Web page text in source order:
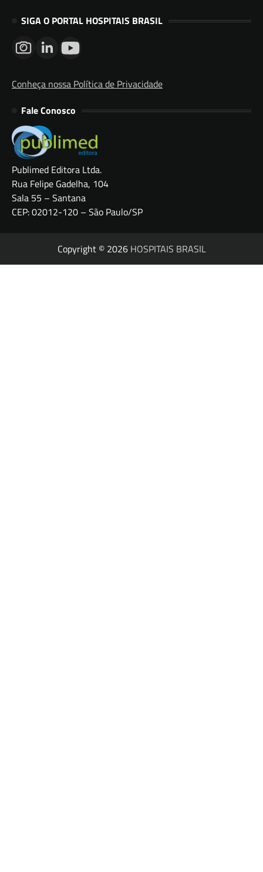
SIGA O PORTAL HOSPITAIS BRASIL
Conheça nossa Política de Privacidade
Fale Conosco
Publimed Editora Ltda.
Rua Felipe Gadelha, 104
Sala 55 – Santana
CEP: 02012-120 – São Paulo/SP
Copyright © 2026 HOSPITAIS BRASIL